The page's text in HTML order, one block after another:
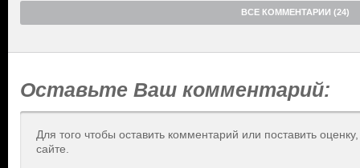
ВСЕ КОММЕНТАРИИ (24)
Оставьте Ваш комментарий:
Для того чтобы оставить комментарий или поставить
сайте.